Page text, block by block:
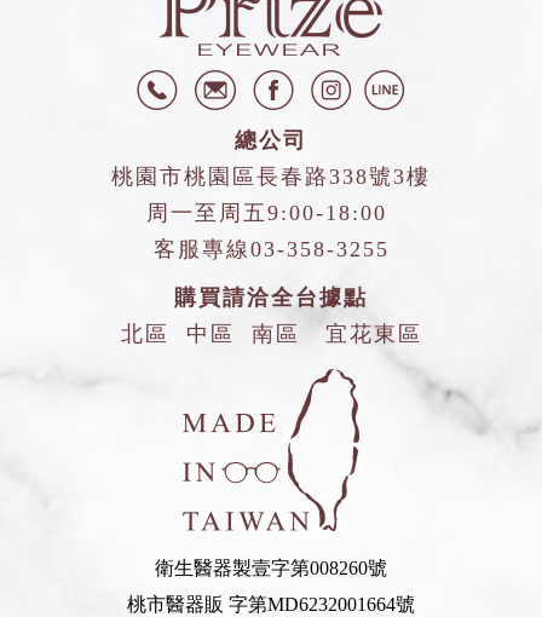
總公司
桃園市桃園區長春路338號3樓
周一至周五9:00-18:00
客服專線03-358-3255
購買請洽全台據點
北區
中區 南區 宜花東區
衛生醫器製壹字第008260號
桃市醫器販 字第MD6232001664號